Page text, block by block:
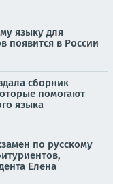
языку для
появится в России
сборник
помогают
языка
по русскому
Елена